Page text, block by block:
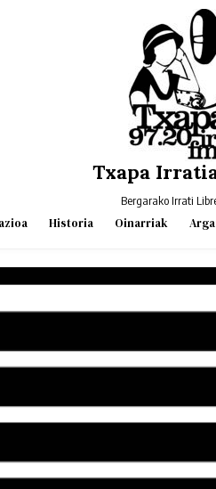
Txapa
Bergarako Irrati
Historia Oinarriak